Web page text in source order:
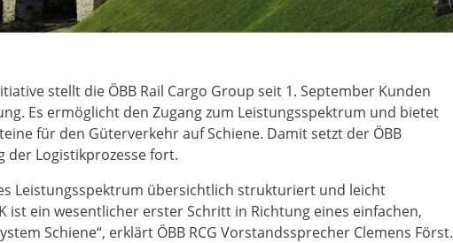
stellt die ÖBB Rail Cargo Group seit 1. September Kunden
Es ermöglicht den Zugang zum Leistungsspektrum und bietet
für den Güterverkehr auf Schiene. Damit setzt der ÖBB
der Logistikprozesse fort.
Leistungsspektrum übersichtlich strukturiert und leicht
ist ein wesentlicher erster Schritt in Richtung eines einfachen,
Schiene“, erklärt ÖBB RCG Vorstandssprecher Clemens Först.